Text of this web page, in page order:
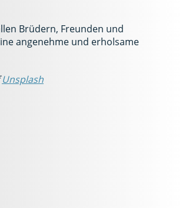
Brüdern, Freunden und
angenehme und erholsame
Unsplash